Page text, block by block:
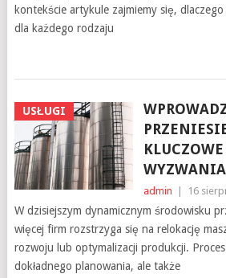
kontekście artykule zajmiemy się,
dla każdego rodzaju
USŁUGI
WYZWANIA
admin 16
W dzisiejszym dynamicznym środowisku
więcej firm rozstrzyga się na relokację
rozwoju lub optymalizacji produkcji.
dokładnego planowania, ale także